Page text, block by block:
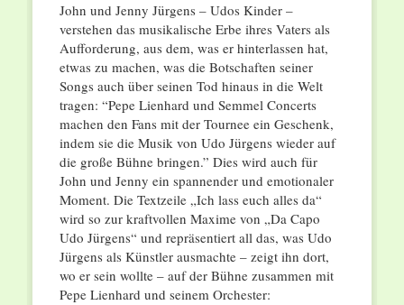
John und Jenny Jürgens – Udos Kinder –
verstehen das musikalische Erbe ihres Vaters als
Aufforderung, aus dem, was er hinterlassen hat,
etwas zu machen, was die Botschaften seiner
Songs auch über seinen Tod hinaus in die Welt
tragen: “Pepe Lienhard und Semmel Concerts
machen den Fans mit der Tournee ein Geschenk,
indem sie die Musik von Udo Jürgens wieder auf
die große Bühne bringen.” Dies wird auch für
John und Jenny ein spannender und emotionaler
Moment. Die Textzeile „Ich lass euch alles da“
wird so zur kraftvollen Maxime von „Da Capo
Udo Jürgens“ und repräsentiert all das, was Udo
Jürgens als Künstler ausmachte – zeigt ihn dort,
wo er sein wollte – auf der Bühne zusammen mit
Pepe Lienhard und seinem Orchester: